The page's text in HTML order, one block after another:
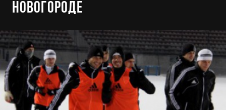
Новогороде